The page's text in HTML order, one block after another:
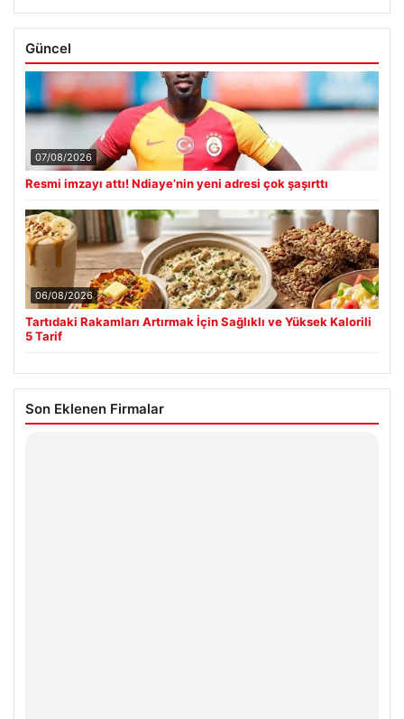
Güncel
07/08/2026
Resmi imzayı attı! Ndiaye’nin yeni adresi çok şaşırttı
06/08/2026
Tartıdaki Rakamları Artırmak İçin Sağlıklı ve Yüksek Kalorili
5 Tarif
Son Eklenen Firmalar